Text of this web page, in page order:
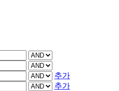
추가
추가